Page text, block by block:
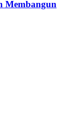
Membangun